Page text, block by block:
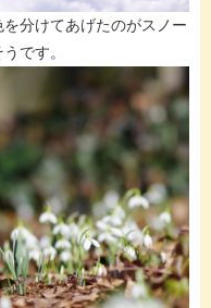
分けてあげたのがスノー
です。